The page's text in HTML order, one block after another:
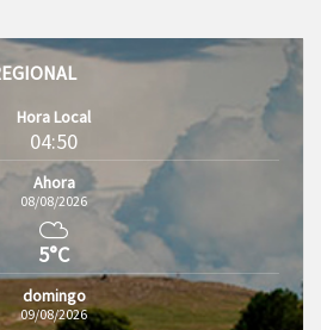
Hora Local
04:50
Ahora
08/08/2026
5°C
domingo
09/08/2026